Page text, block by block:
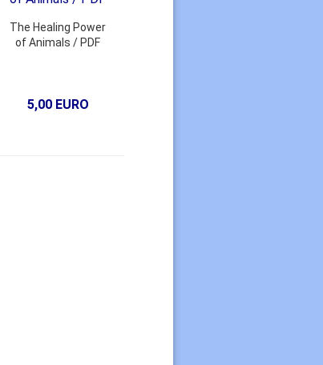
The Healing Power
of Animals / PDF
5,00 EURO